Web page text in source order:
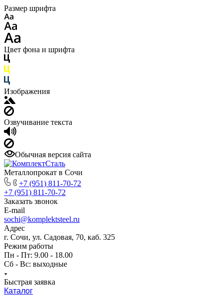
Размер шрифта
Цвет фона и шрифта
Изображения
Озвучивание текста
Обычная версия сайта
Металлопрокат в Сочи
+7 (951) 811-70-72
+7 (951) 811-70-72
Заказать звонок
E-mail
sochi@komplektsteel.ru
Адрес
г. Сочи, ул. Садовая, 70, каб. 325
Режим работы
Пн - Пт: 9.00 - 18.00
Сб - Вс: выходные
Быстрая заявка
Каталог